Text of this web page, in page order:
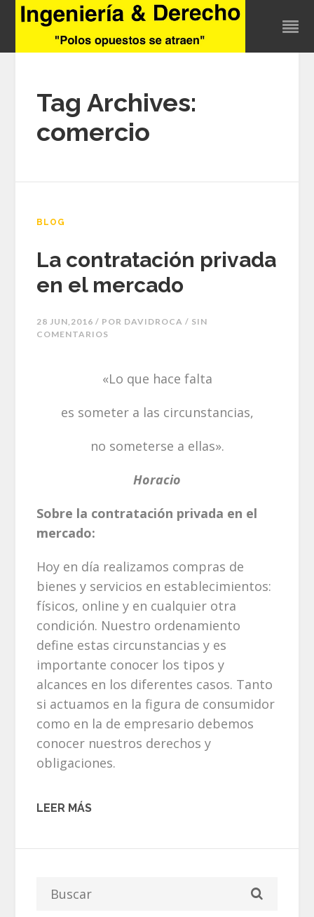
Tag Archives:
comercio
BLOG
La contratación privada
en el mercado
28 JUN,2016 / POR DAVIDROCA / SIN
COMENTARIOS
«Lo que hace falta
es someter a las circunstancias,
no someterse a ellas».
Horacio
Sobre la contratación privada en el
mercado:
Hoy en día realizamos compras de
bienes y servicios en establecimientos:
físicos, online y en cualquier otra
condición. Nuestro ordenamiento
define estas circunstancias y es
importante conocer los tipos y
alcances en los diferentes casos. Tanto
si actuamos en la figura de consumidor
como en la de empresario debemos
conocer nuestros derechos y
obligaciones.
LEER MÁS